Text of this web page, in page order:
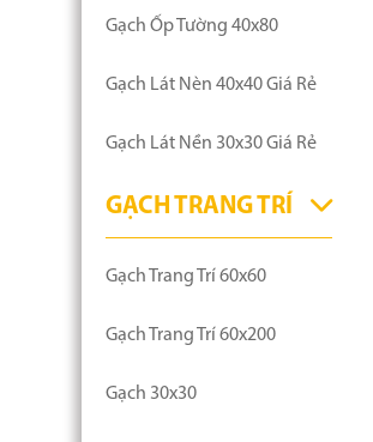
Gạch Ốp Tường 40x80
Gạch Lát Nèn 40x40 Giá Rẻ
Gạch Lát Nền 30x30 Giá Rẻ
GẠCH TRANG TRÍ
Gạch Trang Trí 60x60
Gạch Trang Trí 60x200
Gạch 30x30